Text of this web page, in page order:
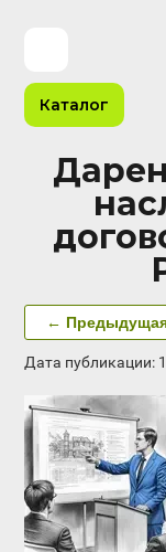
Каталог
←
Дата публикации: